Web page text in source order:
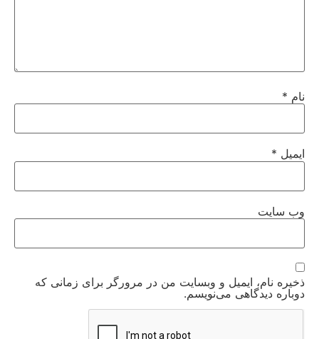
نام *
ایمیل *
وب‌ سایت
ذخیره نام، ایمیل و وبسایت من در مرورگر برای زمانی که
دوباره دیدگاهی می‌نویسم.